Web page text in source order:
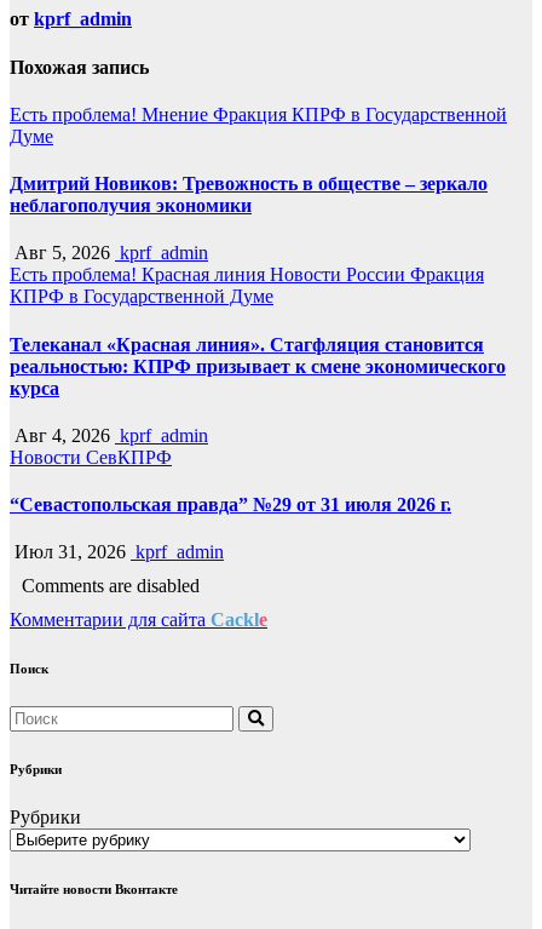
от kprf_admin
Похожая запись
Есть проблема! Мнение Фракция КПРФ в Государственной
Думе
Дмитрий Новиков: Тревожность в обществе – зеркало
неблагополучия экономики
Авг 5, 2026 kprf_admin
Есть проблема! Красная линия Новости России Фракция
КПРФ в Государственной Думе
Телеканал «Красная линия». Стагфляция становится
реальностью: КПРФ призывает к смене экономического
курса
Авг 4, 2026 kprf_admin
Новости СевКПРФ
“Севастопольская правда” №29 от 31 июля 2026 г.
Июл 31, 2026 kprf_admin
Comments are disabled
Комментарии для сайта Cackle
Поиск
Рубрики
Рубрики
Читайте новости Вконтакте